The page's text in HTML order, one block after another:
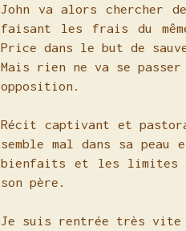
John va alors chercher
faisant les frais du
Price dans le but de
Mais rien ne va se
opposition.
Récit captivant et
semble mal dans sa
bienfaits et les limites
son père.
Je suis rentrée très vite